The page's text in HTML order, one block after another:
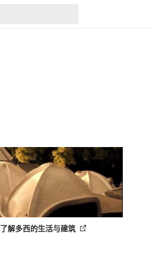
解多西的生活与建筑